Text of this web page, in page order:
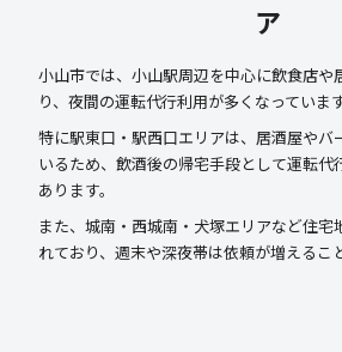
ア
小山市では、小山駅周辺を中心に飲食店や
り、夜間の運転代行利用が多くなっています
特に駅東口・駅西口エリアは、居酒屋やバ
いるため、飲酒後の帰宅手段として運転代
あります。
また、城南・西城南・犬塚エリアなど住宅
れており、週末や深夜帯は依頼が増えるこ